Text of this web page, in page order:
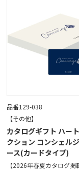
品番129-038
【その他】
カタログギフト ハー
クション コンシェル
ース(カードタイプ)
【2026年春夏カタログ掲